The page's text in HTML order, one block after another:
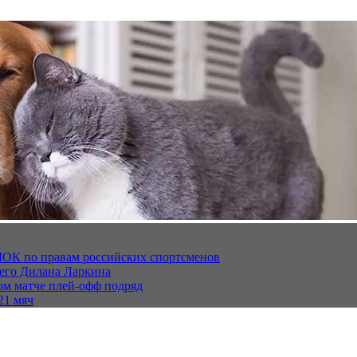
по правам российских спортсменов
Дилана Ларкина
матче плей‑офф подряд
мяч